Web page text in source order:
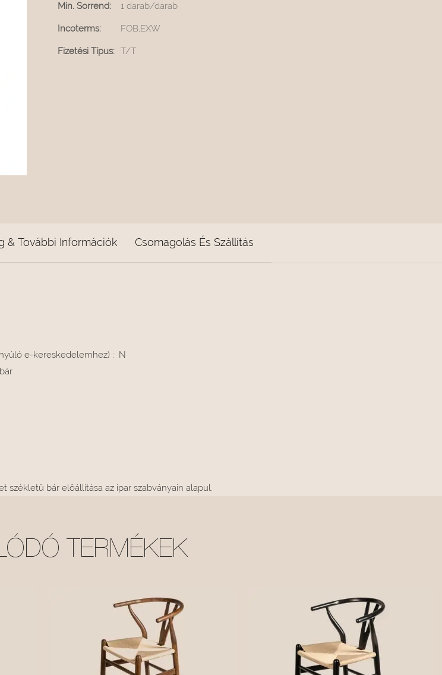
Min. Sorrend: 1 darab/darab
Incoterms: FOB,EXW
Fizetési Típus: T/T
& További Információk Csomagolás És Szállítás
e-kereskedelemhez) : N
bár előállítása az ipar szabványain alapul.
TERMÉKEK